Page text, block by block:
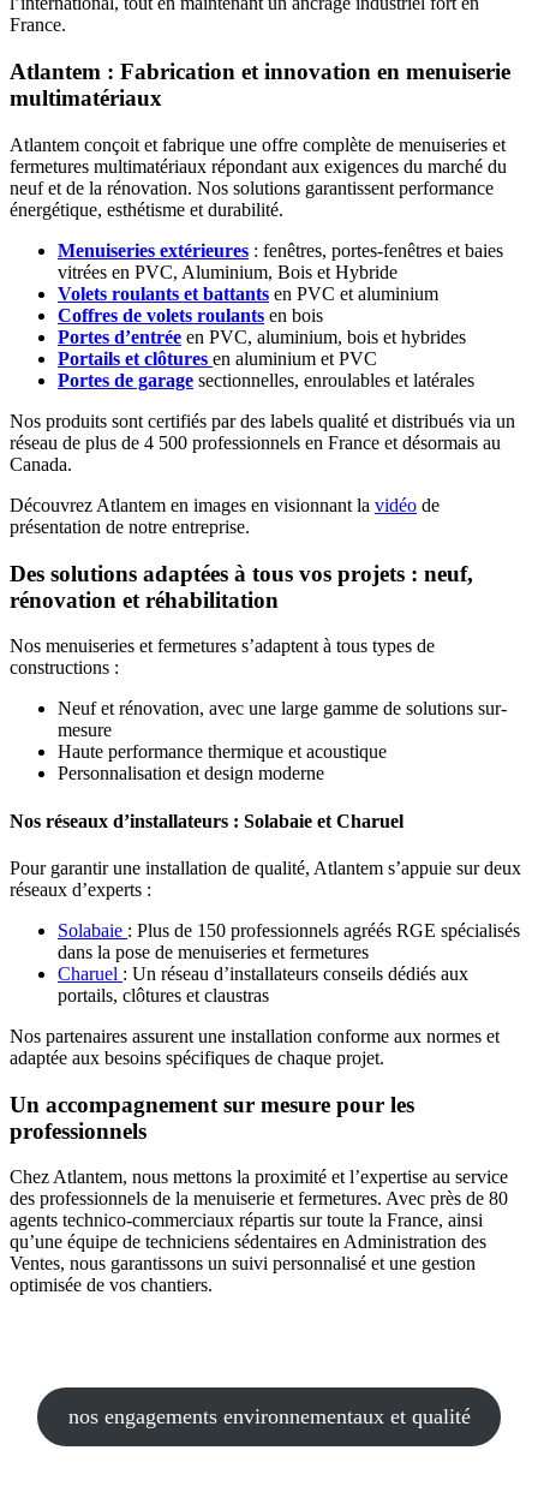
France.
Atlantem : Fabrication et innovation en menuiserie
multimatériaux
Atlantem conçoit et fabrique une offre complète de menuiseries et
fermetures multimatériaux répondant aux exigences du marché du
neuf et de la rénovation. Nos solutions garantissent performance
énergétique, esthétisme et durabilité.
Menuiseries extérieures : fenêtres, portes-fenêtres et baies
vitrées en PVC, Aluminium, Bois et Hybride
Volets roulants et battants en PVC et aluminium
Coffres de volets roulants en bois
Portes d’entrée en PVC, aluminium, bois et hybrides
Portails et clôtures en aluminium et PVC
Portes de garage sectionnelles, enroulables et latérales
Nos produits sont certifiés par des labels qualité et distribués via un
réseau de plus de 4 500 professionnels en France et désormais au
Canada.
Découvrez Atlantem en images en visionnant la vidéo de
présentation de notre entreprise.
Des solutions adaptées à tous vos projets : neuf,
rénovation et réhabilitation
Nos menuiseries et fermetures s’adaptent à tous types de
constructions :
Neuf et rénovation, avec une large gamme de solutions sur-
mesure
Haute performance thermique et acoustique
Personnalisation et design moderne
Nos réseaux d’installateurs : Solabaie et Charuel
Pour garantir une installation de qualité, Atlantem s’appuie sur deux
réseaux d’experts :
Solabaie : Plus de 150 professionnels agréés RGE spécialisés
dans la pose de menuiseries et fermetures
Charuel : Un réseau d’installateurs conseils dédiés aux
portails, clôtures et claustras
Nos partenaires assurent une installation conforme aux normes et
adaptée aux besoins spécifiques de chaque projet.
Un accompagnement sur mesure pour les
professionnels
Chez Atlantem, nous mettons la proximité et l’expertise au service
des professionnels de la menuiserie et fermetures. Avec près de 80
agents technico-commerciaux répartis sur toute la France, ainsi
qu’une équipe de techniciens sédentaires en Administration des
Ventes, nous garantissons un suivi personnalisé et une gestion
optimisée de vos chantiers.
nos engagements environnementaux et qualité